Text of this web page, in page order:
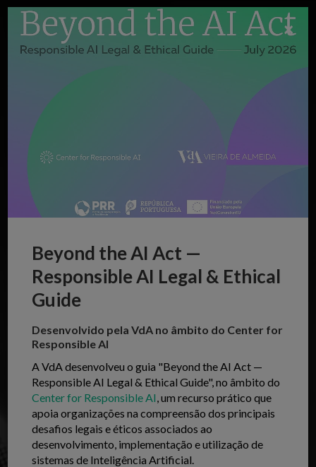
×
Beyond the AI Act —
Responsible AI Legal & Ethical
Guide
Desenvolvido pela VdA no âmbito do Center for
Responsible AI
A VdA desenvolveu o guia "Beyond the AI Act —
Responsible AI Legal & Ethical Guide", no âmbito do
Center for Responsible AI, um recurso prático que
apoia organizações na compreensão dos principais
desafios legais e éticos associados ao
desenvolvimento, implementação e utilização de
sistemas de Inteligência Artificial.